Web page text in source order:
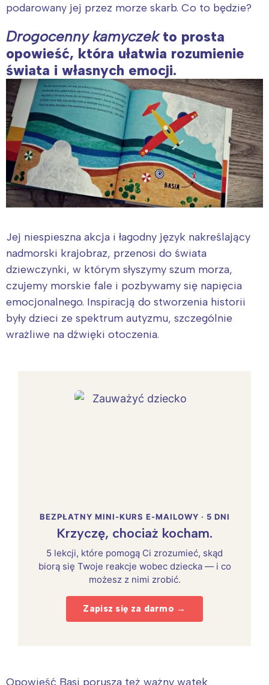
podarowany jej przez morze skarb. Co to będzie?
Drogocenny kamyczekto prosta
opowieść, która ułatwia rozumienie
świata i własnych emocji.
Jej niespieszna akcja i łagodny język nakreślający
nadmorski krajobraz, przenosi do świata
dziewczynki, w którym słyszymy szum morza,
czujemy morskie fale i pozbywamy się napięcia
emocjonalnego. Inspiracją do stworzenia historii
były dzieci ze spektrum autyzmu, szczególnie
wrażliwe na dźwięki otoczenia.
BEZPŁATNY MINI-KURS E-MAILOWY · 5 DNI
Krzyczę, chociaż kocham.
5 lekcji, które pomogą Ci zrozumieć, skąd
biorą się Twoje reakcje wobec dziecka — i co
możesz z nimi zrobić.
Zapisz się za darmo →
Opowieść Basi porusza też ważny wątek